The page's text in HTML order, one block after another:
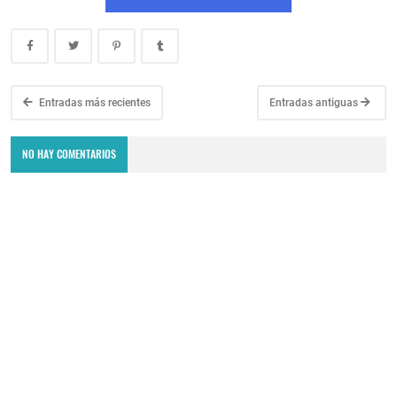
Entradas más recientes Entradas antiguas
NO HAY COMENTARIOS